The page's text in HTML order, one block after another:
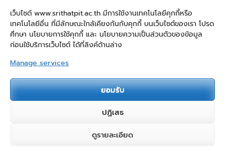
เว็บไซต์ www.srithatpit.ac.th มีการใช้งานเทคโนโลยีคุกกี้หรือ
เทคโนโลยีอื่น ที่มีลักษณะใกล้เคียงกันกับคุกกี้ บนเว็บไซต์ของเรา โปรด
ศึกษา นโยบายการใช้คุกกี้ และ นโยบายความเป็นส่วนตัวของข้อมูล
ก่อนใช้บริการเว็บไซต์ ได้ที่ลิงค์ด้านล่าง
Manage services
ยอมรับ
ปฏิเสธ
ดูรายละเอียด
Post Views: 533
ศรีธาตุพิทยาคม.